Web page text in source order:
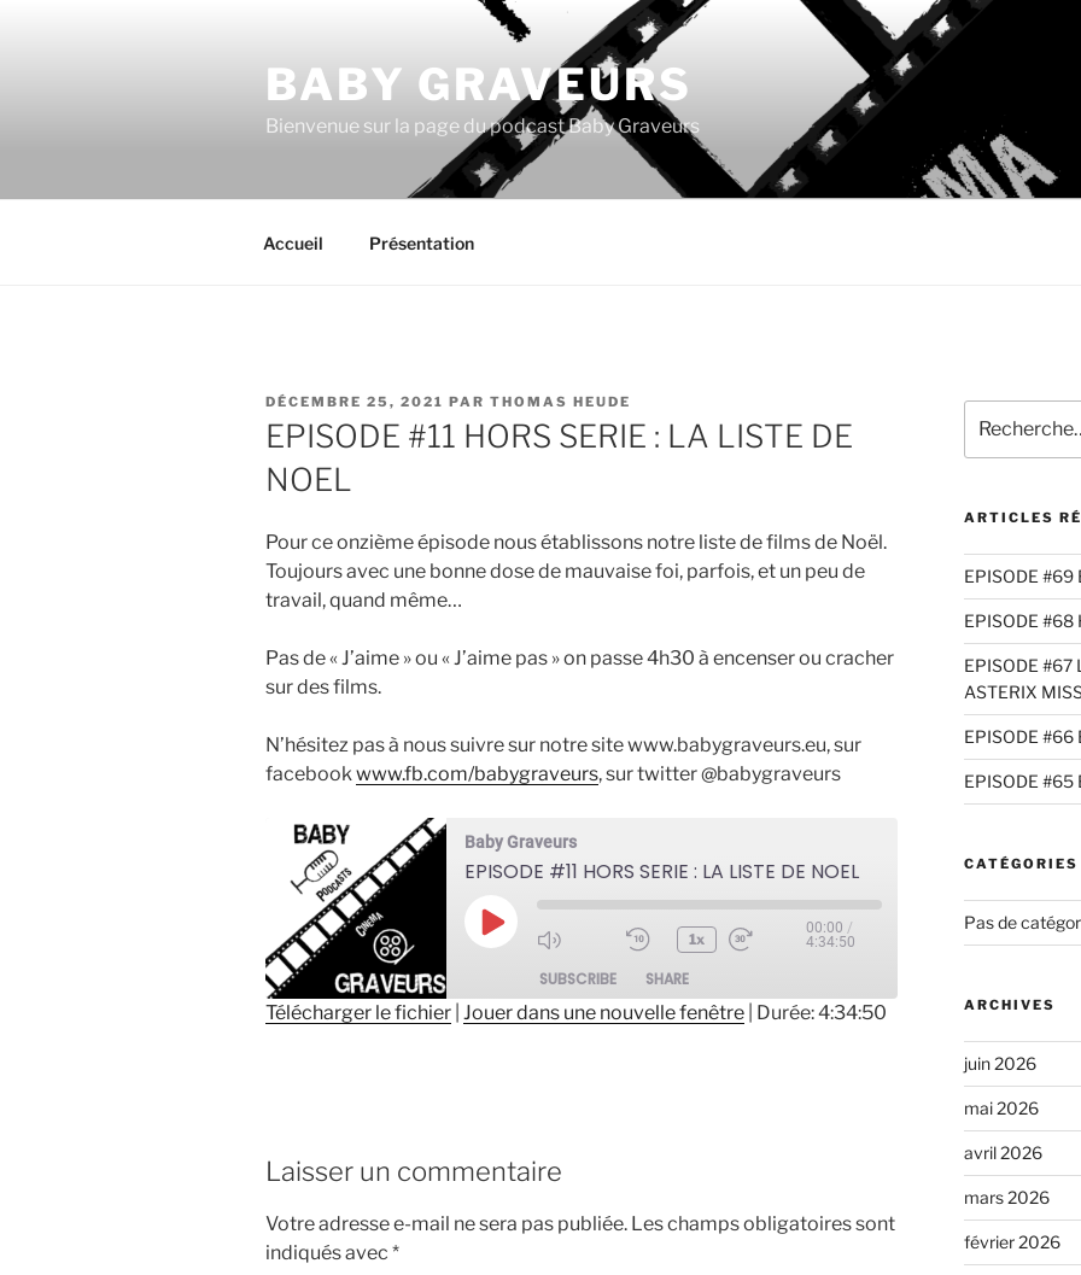
BABY GRAVEURS
Bienvenue sur la page du podcast Baby Graveurs
Accueil Présentation
PUBLIÉ
LE
DÉCEMBRE 25, 2021 PAR THOMAS HEUDE
EPISODE #11 HORS SERIE : LA LISTE DE
NOEL
Pour ce onzième épisode nous établissons notre liste de films de Noël.
Toujours avec une bonne dose de mauvaise foi, parfois, et un peu de
travail, quand même…
Pas de « J’aime » ou « J’aime pas » on passe 4h30 à encenser ou cracher
sur des films.
N’hésitez pas à nous suivre sur notre site www.babygraveurs.eu, sur
facebookwww.fb.com/babygraveurs, sur twitter @babygraveurs
Baby Graveurs
EPISODE #11 HORS SERIE : LA LISTE DE NOEL
Play
1x
00:00 /
4:34:50
SUBSCRIBE SHARE
Télécharger le fichier Jouer dans une nouvelle fenêtre Durée: 4:34:50
Laisser un commentaire
Votre adresse e-mail ne sera pas publiée. Les champs obligatoires sont
indiqués avec *
pour
:
ARTICLES
EPISODE #69
EPISODE #68
EPISODE #67
ASTERIX
EPISODE #66
EPISODE #65
CATÉGORIES
Pas de
ARCHIVES
juin 2026
mai 2026
avril 2026
mars 2026
février 2026